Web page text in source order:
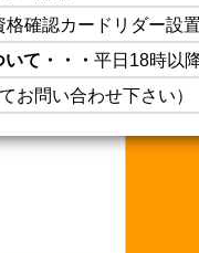
確認カードリダー設
て・・・ 平日18時以
合わせ下さい）